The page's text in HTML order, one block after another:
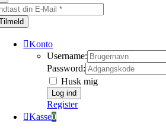
Konto
Username:
Password:
Husk mig
Register
Kasse0